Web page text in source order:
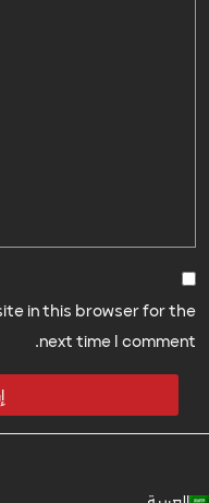
in this browser for the
next time I comment.